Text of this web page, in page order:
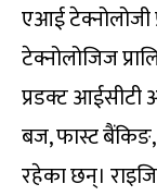
एआई टेक्नोलोजी
टेक्नोलोजिज
प्रडक्ट आईसीटी
बज, फास्ट बैंकिङ,
रहेका छन्।